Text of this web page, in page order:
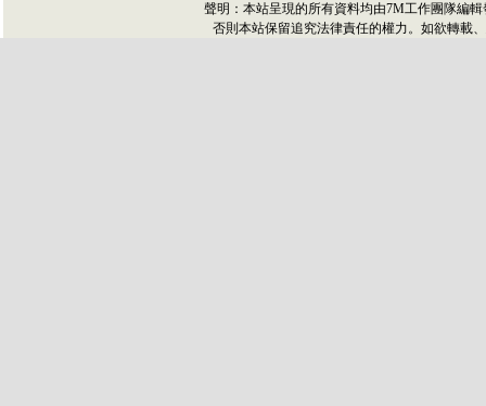
聲明：本站呈現的所有資料均由7M工作團隊編
否則本站保留追究法律責任的權力。如欲轉載